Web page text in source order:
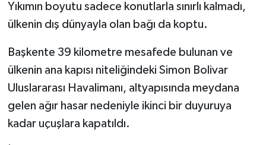
Yıkımın boyutu sadece konutlarla sınırlı kalmadı,
ülkenin dış dünyayla olan bağı da koptu.
Başkente 39 kilometre mesafede bulunan ve
ülkenin ana kapısı niteliğindeki Simon Bolivar
Uluslararası Havalimanı, altyapısında meydana
gelen ağır hasar nedeniyle ikinci bir duyuruya
kadar uçuşlara kapatıldı.